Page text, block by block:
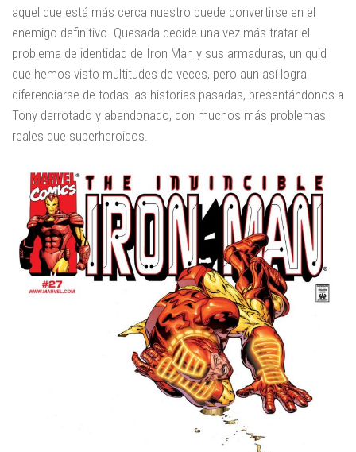
aquel que está más cerca nuestro puede convertirse en el
enemigo definitivo. Quesada decide una vez más tratar el
problema de identidad de Iron Man y sus armaduras, un quid
que hemos visto multitudes de veces, pero aun así logra
diferenciarse de todas las historias pasadas, presentándonos a
Tony derrotado y abandonado, con muchos más problemas
reales que superheroicos.